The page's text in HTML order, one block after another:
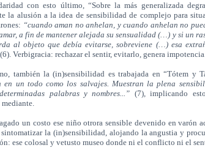
con esto último, “Sobre la más generalizada
la alusión a la idea de sensibilidad de complejo para
“cuando aman no anhelan, y cuando anhelan no
a fin de mantener alejada su sensualidad (…) y si un
al objeto que debía evitarse, sobreviene (…) esa
(6). Verbigracia: rechazar el sentir, evitarlo, genera
también la (in)sensibilidad es trabajada en “Tótem y
en un todo como los salvajes. Muestran la plena
palabras y nombres...” (7),implicando
un costo ese niño otrora sensible devenido en varón
la (in)sensibilidad, alojando la angustia y
ese colosal y vetusto museo donde ni el conflicto ni el